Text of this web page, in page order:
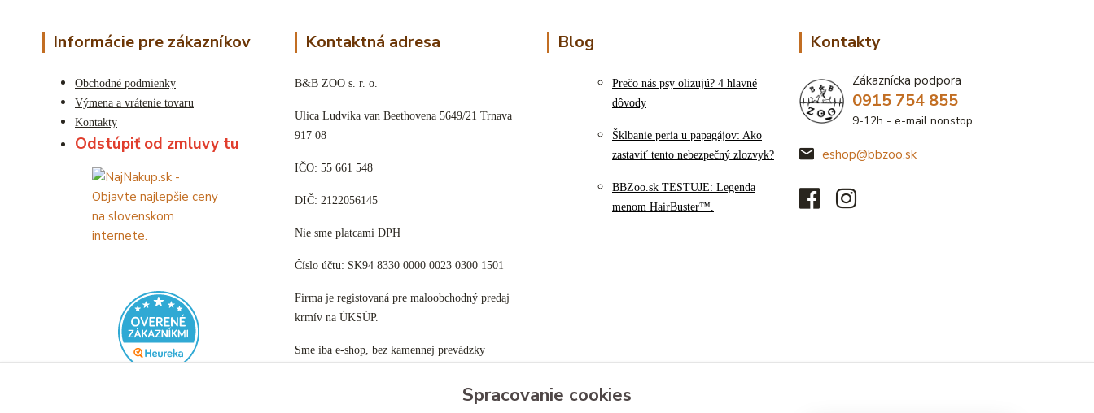
Informácie pre zákazníkov
Obchodné podmienky
Výmena a vrátenie tovaru
Kontakty
Odstúpiť od zmluvy tu
Kontaktná adresa
B&B ZOO s. r. o.
Ulica Ludvika van Beethovena 5649/21 Trnava
917 08
IČO: 55 661 548
DIČ: 2122056145
Nie sme platcami DPH
Číslo účtu: SK94 8330 0000 0023 0300 1501
Firma je registovaná pre maloobchodný predaj
krmív na ÚKSÚP.
Sme iba e-shop, bez kamennej prevádzky
Blog
Prečo nás psy olizujú? 4 hlavné
dôvody
Šklbanie peria u papagájov: Ako
zastaviť tento nebezpečný zlozvyk?
BBZoo.sk TESTUJE: Legenda
menom HairBuster™.
Kontakty
Zákaznícka podpora
0915 754 855
9-12h - e-mail nonstop
eshop@bbzoo.sk
Spracovanie cookies